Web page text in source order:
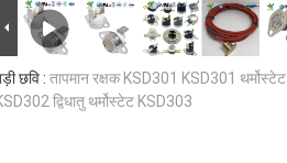
छवि : तापमान रक्षक KSD301 KSD301 थर्मोस्टेट
द्विधातु थर्मोस्टेट KSD303